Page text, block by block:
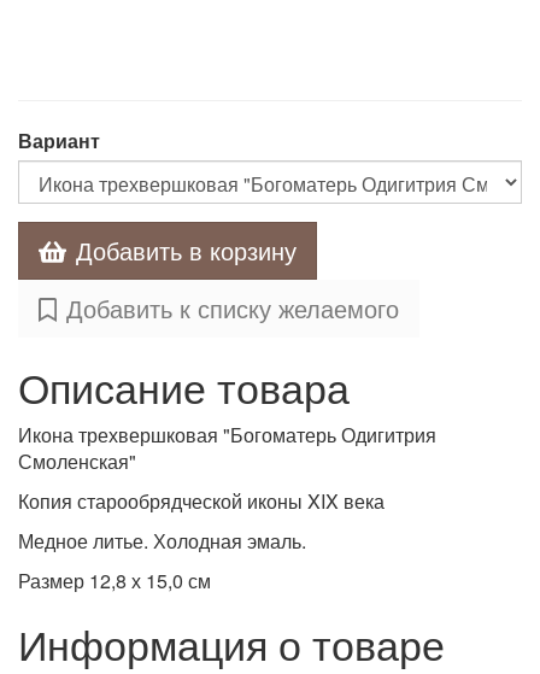
Вариант
Добавить в корзину
Добавить к списку желаемого
Описание товара
Икона трехвершковая "Богоматерь Одигитрия
Смоленская"
Копия старообрядческой иконы XIX века
Медное литье. Холодная эмаль.
Размер 12,8 х 15,0 см
Информация о товаре